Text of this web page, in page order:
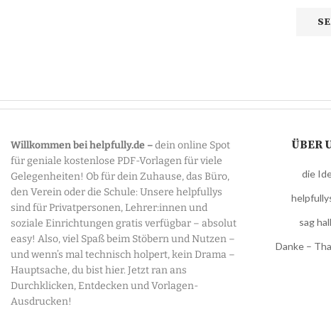
Willkommen bei helpfully.de –dein online Spot
für geniale kostenlose PDF-Vorlagen für viele
Gelegenheiten! Ob für dein Zuhause, das Büro,
den Verein oder die Schule: Unsere helpfullys
sind für Privatpersonen, Lehrer:innen und
soziale Einrichtungen gratis verfügbar – absolut
easy! Also, viel Spaß beim Stöbern und Nutzen –
und wenn’s mal technisch holpert, kein Drama –
Hauptsache, du bist hier. Jetzt ran ans
Durchklicken, Entdecken und Vorlagen-
Ausdrucken!
ÜBER
die
sag
Danke –